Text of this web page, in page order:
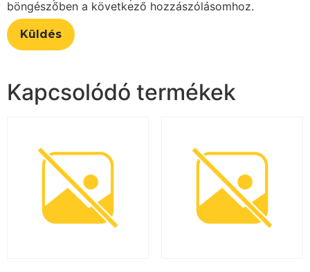
böngészőben a következő hozzászólásomhoz.
Kapcsolódó termékek